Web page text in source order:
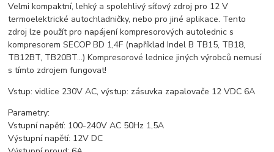
Velmi kompaktní, lehký a spolehlivý síťový zdroj pro 12 V
termoelektrické autochladničky, nebo pro jiné aplikace. Tento
zdroj lze použít pro napájení kompresorových autolednic s
kompresorem SECOP BD 1,4F (například Indel B TB15, TB18,
TB12BT, TB20BT...) Kompresorové lednice jiných výrobců nemusí
s tímto zdrojem fungovat!
Vstup: vidlice 230V AC, výstup: zásuvka zapalovače 12 VDC 6A
Parametry:
Vstupní napětí: 100-240V AC 50Hz 1,5A
Výstupní napětí: 12V DC